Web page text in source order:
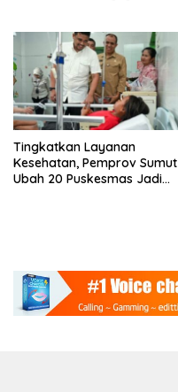
Tingkatkan Layanan
Kesehatan, Pemprov Sumut
Ubah 20 Puskesmas Jadi